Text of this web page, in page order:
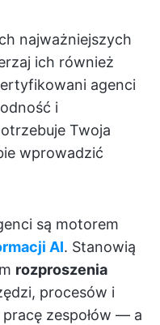
najważniejszych
ich również
agenci
i
Twoja
wprowadzić
są motorem
AI. Stanowią
rozproszenia
procesów i
zespołów — a